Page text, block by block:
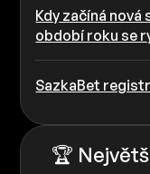
Kdy začíná
období roku se
SazkaBet
🏆